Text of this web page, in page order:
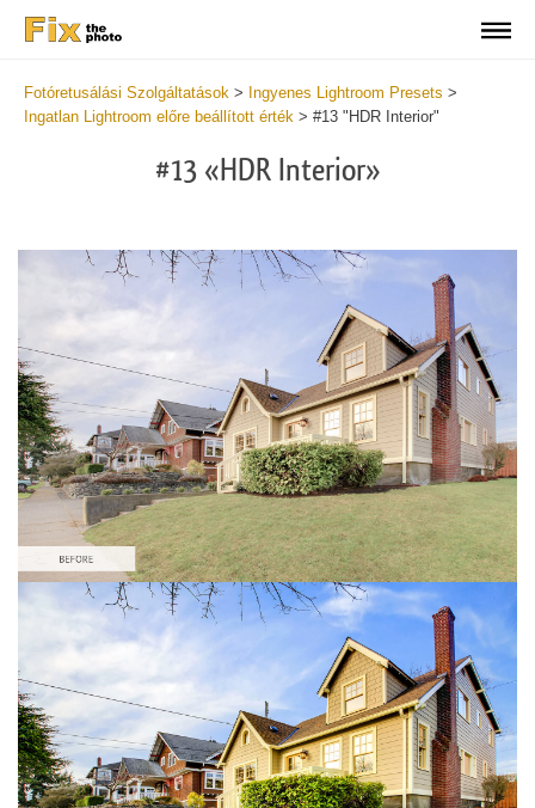
Fotóretusálási Szolgáltatások > Ingyenes Lightroom Presets >
Ingatlan Lightroom előre beállított érték > #13 "HDR Interior"
#13 «HDR Interior»
Kérlek, válassz
Real Estate HDR Preset #3
(40 Lr Presets)
Real Estate Collection